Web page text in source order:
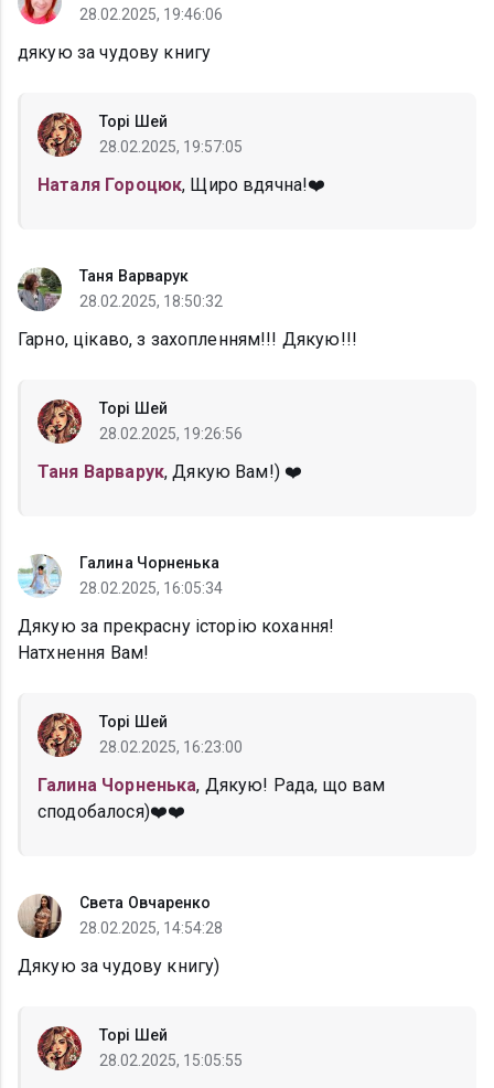
28.02.2025, 19:46:06
дякую за чудову книгу
Торі Шей
28.02.2025, 19:57:05
Наталя Гороцюк, Щиро вдячна!❤️
Таня Варварук
28.02.2025, 18:50:32
Гарно, цікаво, з захопленням!!! Дякую!!!
Торі Шей
28.02.2025, 19:26:56
Таня Варварук, Дякую Вам!) ❤️
Галина Чорненька
28.02.2025, 16:05:34
Дякую за прекрасну історію кохання!
Натхнення Вам!
Торі Шей
28.02.2025, 16:23:00
Галина Чорненька, Дякую! Рада, що вам
сподобалося)❤️❤️
Света Овчаренко
28.02.2025, 14:54:28
Дякую за чудову книгу)
Торі Шей
28.02.2025, 15:05:55